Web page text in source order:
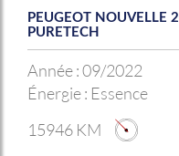
PEUGEOT NOUVELLE
PURETECH
Année :09/2022
Énergie : Essence
15946 KM